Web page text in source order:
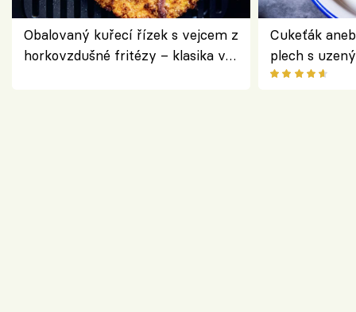
Obalovaný kuřecí řízek s vejcem z
horkovzdušné fritézy – klasika v
Cukeťák
plech s
způsob, jak